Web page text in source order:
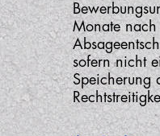
Monate nach
sofern nicht
Speicherung